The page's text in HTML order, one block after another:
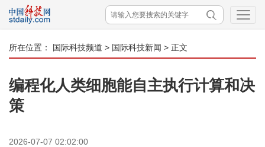
所在位置： 国际科技频道 > 国际科技新闻 > 正文
编程化人类细胞能自主执行计算和决
策
2026-07-07 02:02:00